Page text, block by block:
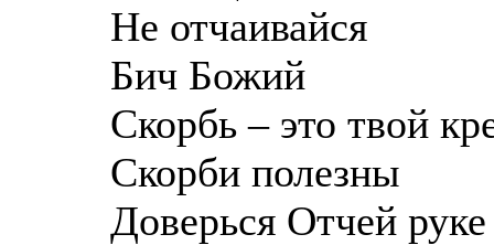
Не отчаивайся
Бич Божий
Скорбь – это твой
Скорби полезны
Доверься Отчей руке